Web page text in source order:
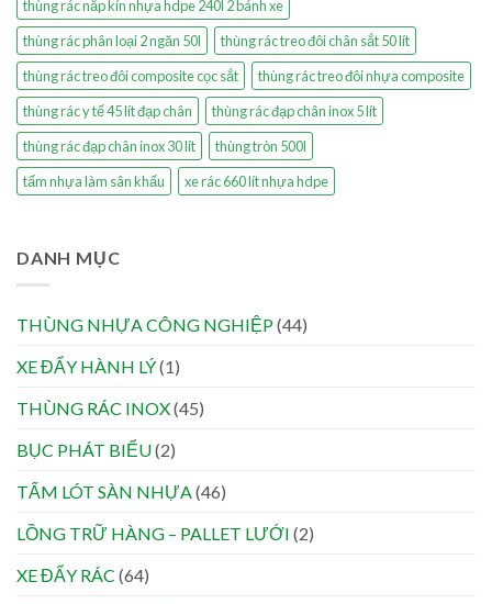
thùng rác nắp kín nhựa hdpe 240l 2 bánh xe
thùng rác phân loại 2 ngăn 50l
thùng rác treo đôi chân sắt 50 lít
thùng rác treo đôi composite cọc sắt
thùng rác treo đôi nhựa composite
thùng rác y tế 45 lít đạp chân
thùng rác đạp chân inox 5 lít
thùng rác đạp chân inox 30 lít
thùng tròn 500l
tấm nhựa làm sân khấu
xe rác 660 lít nhựa hdpe
DANH MỤC
THÙNG NHỰA CÔNG NGHIỆP(44)
XE ĐẨY HÀNH LÝ(1)
THÙNG RÁC INOX(45)
BỤC PHÁT BIỂU(2)
TẤM LÓT SÀN NHỰA (46)
LỒNG TRỮ HÀNG – PALLET LƯỚI (2)
XE ĐẨY RÁC (64)